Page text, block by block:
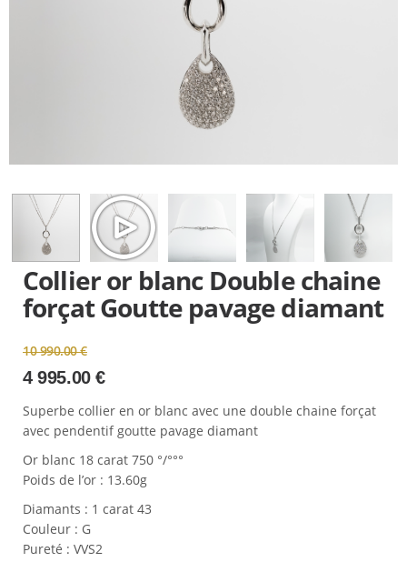
Collier or blanc Double chaine
forçat Goutte pavage diamant
10 990.00€Le
prix
initial
était :
10
4 995.00€
prix
actuel
est :
4
995.00 €.
Superbe collier en or blanc avec une double chaine forçat
avec pendentif goutte pavage diamant
Or blanc 18 carat 750 °/°°°
Poids de l’or : 13.60g
Diamants : 1 carat 43
Couleur : G
Pureté : VVS2